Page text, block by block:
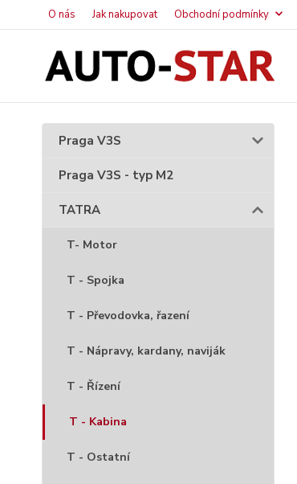
O nás Jak nakupovat Obchodní podmínky
Praga V3S
Praga V3S - typ M2
TATRA
T- Motor
T - Spojka
T - Převodovka, řazení
T - Nápravy, kardany, naviják
T - Řízení
T - Kabina
T - Ostatní